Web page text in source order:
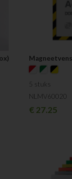
5 stuks
NLMV60020
€27.25